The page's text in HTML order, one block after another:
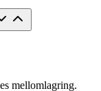
mellomlagring.